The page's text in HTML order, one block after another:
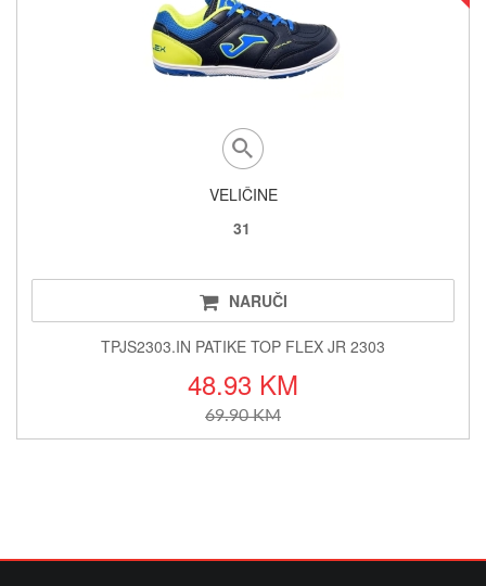
VELIČINE
31
NARUČI
TPJS2303.IN PATIKE TOP FLEX JR 2303
48.93 KM
69.90 KM